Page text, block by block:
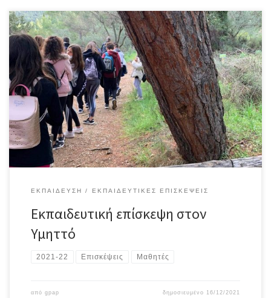
Τη Δευτέρα 13.12.2021 οι μαθητές/τριες των τμημάτων Α1, Α3, Α5,
με τη συνοδεία των καθηγητών τους, πραγματοποιήσαν έναν
ιστορικό και αρχαιολογικό περίπατο στον Υμηττό. Τα παιδιά
ξεναγήθηκαν στον ευρύτερο χώρο του αισθητικού δάσους, τη
Μονή Καισαριανής με τον Ιστορικό Ελαιώνα της και στον λόφο των
Ταξιαρχών, όπου σώζονται τα ίχνη […]
ΕΚΠΑΊΔΕΥΣΗ ΕΚΠΑΙΔΕΥΤΙΚΈΣ ΕΠΙΣΚΈΨΕΙΣ
Εκπαιδευτική επίσκεψη στον
Υμηττό
2021-22 Επισκέψεις Μαθητές
από gpap δημοσιευμένο 16/12/2021